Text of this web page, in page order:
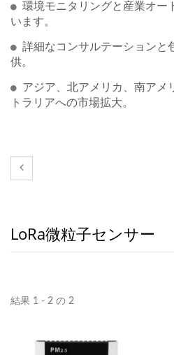
環境モニタリングと産業オー
います。
詳細なコンサルテーションと
供。
アジア、北アメリカ、南アメ
トラリアへの市場拡大。
LoRa微粒子センサー
結果 1 - 2 の 2